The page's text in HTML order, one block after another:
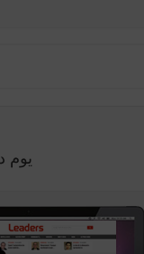
يوم